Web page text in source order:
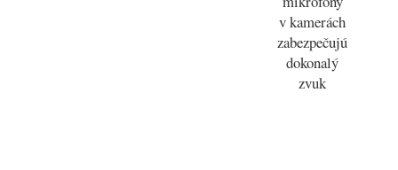
v kamerách
zabezpečujú
dokonalý
zvuk